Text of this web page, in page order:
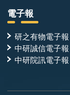
電子報
研之有物電子報
中研誠信電子報
中研院訊電子報